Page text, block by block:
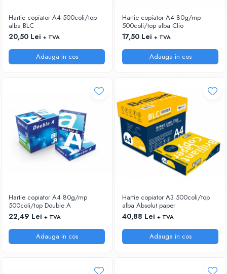
PLICURI PENTRU CORESPONDENTA,
DOCUMENTE & SPECIALE
CUBURI DIN HARTIE & CUBURI NOTES
ACCESORII PENTRU BIROU
CAPSATOARE & DECAPSATOARE
CAPSE & SUPORTURI
TAVITE & SUPORT PENTRU
DOCUMENTE
SUPORT ACCESORII PENTRU SCRIS
FOARFECI
CUTTERE
ACCESORII PRINDERE
TUS/TUSIRE & STAMPILE
MANUSI NITRIL NEPUDRATE
Hartie copiator A4 500coli/top
alba BLC
20,50 Lei + TVA
Adauga in cos
Hartie copiator A4 80g/mp
500coli/top alba Clio
17,50 Lei + TVA
Adauga in cos
Hartie copiator A4 80g/mp
500coli/top Double A
22,49 Lei + TVA
Adauga in cos
Hartie copiator A3 500coli/top
alba Absolut paper
40,88 Lei + TVA
Adauga in cos